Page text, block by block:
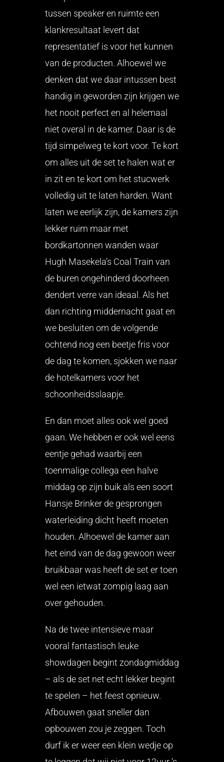
tussen speaker en ruimte een
klankresultaat levert dat
representatief is voor het kunnen
van de producten. Alhoewel we
denken dat we daar intussen best
handig in geworden zijn krijgen we
het nooit perfect en al helemaal
niet overal in de kamer. Daar is de
tijd simpelweg te kort voor. Te kort
om alles uit de set te halen wat er
in zit en te kort om het stucwerk
volledig uit te laten harden. Want
laten we eerlijk zijn, de kamers zijn
lekker ruim maar met
bordkartonnen wanden waar
Hugh Masekela’s Coal Train van
de buren ongehinderd doorheen
dendert verre van ideaal. Als het
dan richting middernacht gaat en
we besluiten om de volgende
ochtend nog een beetje fris voor
de dag te komen, sjokken we naar
de hotelkamers voor het
schoonheidsslaapje.
En dan moet alles ook wel goed
gaan. We hebben er ook wel eens
eentje gehad waarbij een
toenmalige collega een halve
middag op zijn buik als een soort
Hansje Brinker de gesprongen
waterleiding dicht heeft moeten
houden. Alhoewel de kamer aan
het eind van de dag gewoon weer
bruikbaar was heeft de set er toen
wel een ietwat zompig laag aan
over gehouden.
Na de twee intensieve maar
vooral fantastisch leuke
showdagen begint zondagmiddag
– als de set net echt lekker begint
te spelen – het feest opnieuw.
Afbouwen gaat sneller dan
opbouwen zou je zeggen. Toch
durf ik er weer een klein wedje op